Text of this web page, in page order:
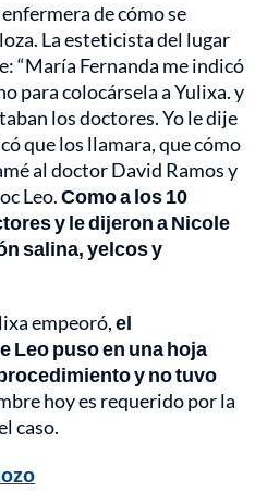
de cómo se
La esteticista del lugar
“María Fernanda me indicó
para colocársela a Yulixa. y
los doctores. Yo le dije
que los llamara, que cómo
al doctor David Ramos y
Leo.Como a los 10
y le dijeron a Nicole
salina, yelcos y
empeoró,el
Leo puso en una hoja
y no tuvo
hoy es requerido por la
caso.